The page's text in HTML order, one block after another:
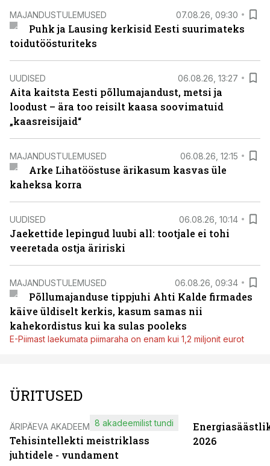
MAJANDUSTULEMUSED 07.08.26, 09:30
Puhk ja Lausing kerkisid Eesti suurimateks
toidutöösturiteks
UUDISED 06.08.26, 13:27
Aita kaitsta Eesti põllumajandust, metsi ja
loodust – ära too reisilt kaasa soovimatuid
„kaasreisijaid“
MAJANDUSTULEMUSED 06.08.26, 12:15
Arke Lihatööstuse ärikasum kasvas üle
kaheksa korra
UUDISED 06.08.26, 10:14
Jaekettide lepingud luubi all: tootjale ei tohi
veeretada ostja äririski
MAJANDUSTULEMUSED 06.08.26, 09:34
Põllumajanduse tippjuhi Ahti Kalde firmades
käive üldiselt kerkis, kasum samas nii
kahekordistus kui ka sulas pooleks
E-Piimast laekumata piimaraha on enam kui 1,2 miljonit eurot
ÜRITUSED
ÄRIPÄEVA AKADEEMIA
Tehisintellekti meistriklass
juhtidele - vundament
8 akadeemilist tundi
2026